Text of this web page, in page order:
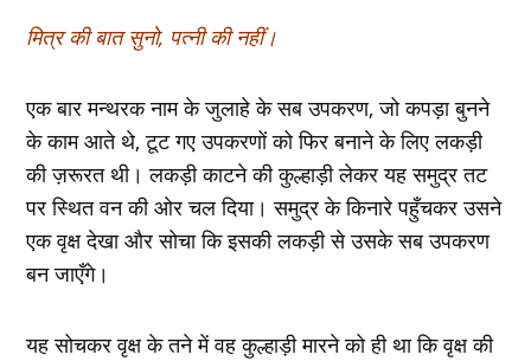
मित्र की बात सुनो, पत्नी की नहीं।
एक बार मन्थरक नाम के जुलाहे के सब उपकरण, जो कपड़ा बुनने
के काम आते थे, टूट गए उपकरणों को फिर बनाने के लिए लकड़ी
की ज़रूरत थी। लकड़ी काटने की कुल्हाड़ी लेकर यह समुद्र तट
पर स्थित वन की ओर चल दिया। समुद्र के किनारे पहुँचकर उसने
एक वृक्ष देखा और सोचा कि इसकी लकड़ी से उसके सब उपकरण
बन जाएँगे।
यह सोचकर वृक्ष के तने में वह कुल्हाड़ी मारने को ही था कि वृक्ष की